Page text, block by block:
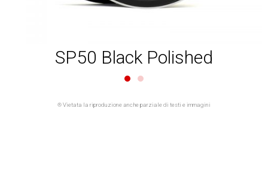
SP50 Black Polished
® Vietata la riproduzione anche parziale di testi e immagini